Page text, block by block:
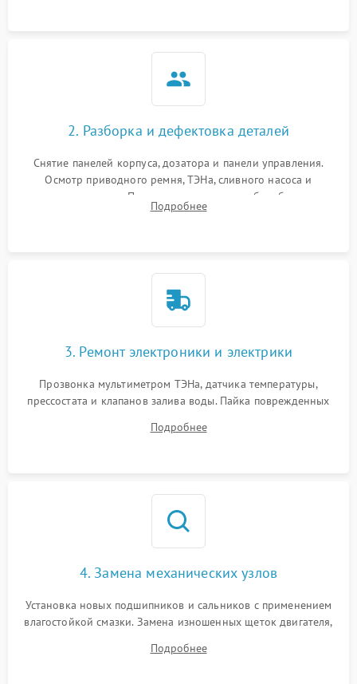
2. Разборка и дефектовка деталей
Снятие панелей корпуса, дозатора и панели управления.
Осмотр приводного ремня, ТЭНа, сливного насоса и
амортизаторов. Проверка подшипников барабана и
крестовины на износ, а манжеты люка на разрывы.
Подробнее
3. Ремонт электроники и электрики
Прозвонка мультиметром ТЭНа, датчика температуры,
прессостата и клапанов залива воды. Пайка поврежденных
Восстановление целостности проводки и контактов.
Подробнее
4. Замена механических узлов
Установка новых подшипников и сальников с применением
влагостойкой смазки. Замена изношенных щеток двигателя,
или поврежденной резиновой манжеты.
Подробнее